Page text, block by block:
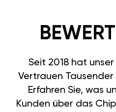
Seit 2018 hat
Vertrauen
Erfahren Sie, was
Kunden über das